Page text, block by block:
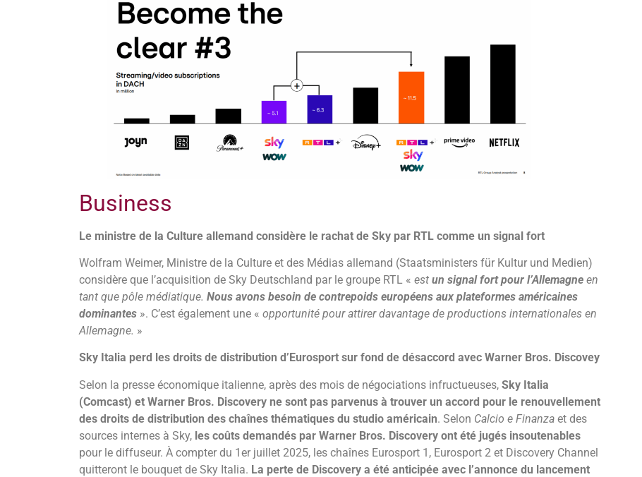
Business
Le ministre de la Culture allemand considère le rachat de Sky par RTL comme un signal fort
Wolfram Weimer, Ministre de la Culture et des Médias allemand (Staatsministers für Kultur und Medien)
considère que l’acquisition de Sky Deutschland par le groupe RTL « estun signal fort pour l’Allemagneen
tant que pôle médiatique.Nous avons besoin de contrepoids européens aux plateformes américaines
dominantes ». C’est également une «opportunité pour attirer davantage de productions internationales en
Allemagne. »
Sky Italia perd les droits de distribution d’Eurosport sur fond de désaccord avec Warner Bros. Discovey
Selon la presse économique italienne, après des mois de négociations infructueuses,Sky Italia
(Comcast) et Warner Bros. Discovery ne sont pas parvenus à trouver un accord pour le renouvellement
des droits de distribution des chaînes thématiques du studio américain. Selon Calcio e Finanza et des
sources internes à Sky, les coûts demandés par Warner Bros. Discovery ont été jugés insoutenables
pour le diffuseur. À compter du 1er juillet 2025, les chaînes Eurosport 1, Eurosport 2 et Discovery Channel
quitteront le bouquet de Sky Italia. La perte de Discovery a été anticipée avec l’annonce du lancement